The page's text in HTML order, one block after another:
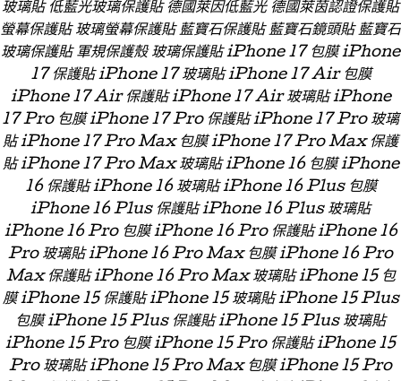
玻璃貼 低藍光玻璃保護貼 德國萊因低藍光 德國萊茵認證保護貼
螢幕保護貼 玻璃螢幕保護貼 藍寶石保護貼 藍寶石鏡頭貼 藍寶石
玻璃保護貼 軍規保護殼 玻璃保護貼 iPhone 17 包膜 iPhone
17 保護貼 iPhone 17 玻璃貼 iPhone 17 Air 包膜
iPhone 17 Air 保護貼 iPhone 17 Air 玻璃貼 iPhone
17 Pro 包膜 iPhone 17 Pro 保護貼 iPhone 17 Pro 玻璃
貼 iPhone 17 Pro Max 包膜 iPhone 17 Pro Max 保護
貼 iPhone 17 Pro Max 玻璃貼 iPhone 16 包膜 iPhone
16 保護貼 iPhone 16 玻璃貼 iPhone 16 Plus 包膜
iPhone 16 Plus 保護貼 iPhone 16 Plus 玻璃貼
iPhone 16 Pro 包膜 iPhone 16 Pro 保護貼 iPhone 16
Pro 玻璃貼 iPhone 16 Pro Max 包膜 iPhone 16 Pro
Max 保護貼 iPhone 16 Pro Max 玻璃貼 iPhone 15 包
膜 iPhone 15 保護貼 iPhone 15 玻璃貼 iPhone 15 Plus
包膜 iPhone 15 Plus 保護貼 iPhone 15 Plus 玻璃貼
iPhone 15 Pro 包膜 iPhone 15 Pro 保護貼 iPhone 15
Pro 玻璃貼 iPhone 15 Pro Max 包膜 iPhone 15 Pro